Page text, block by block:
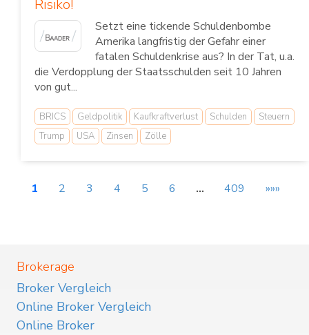
Risiko!
Setzt eine tickende Schuldenbombe
Amerika langfristig der Gefahr einer
fatalen Schuldenkrise aus? In der Tat, u.a.
die Verdopplung der Staatsschulden seit 10 Jahren
von gut...
BRICS Geldpolitik Kaufkraftverlust Schulden
Steuern
Trump
USA Zinsen Zölle
1 2 3 4 5 6 … 409 »»»
Brokerage
Broker Vergleich
Online Broker Vergleich
Online Broker